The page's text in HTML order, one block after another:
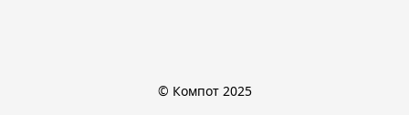
© Компот 2025